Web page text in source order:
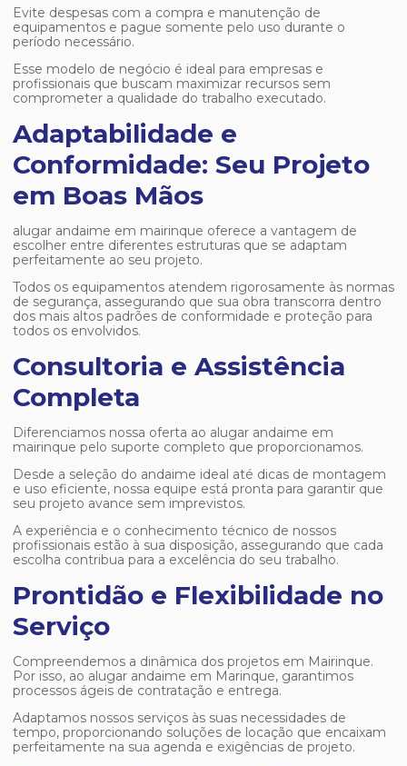
Evite despesas com a compra e manutenção de
equipamentos e pague somente pelo uso durante o
período necessário.
Esse modelo de negócio é ideal para empresas e
profissionais que buscam maximizar recursos sem
comprometer a qualidade do trabalho executado.
Adaptabilidade e
Conformidade: Seu Projeto
em Boas Mãos
alugar andaime em mairinque oferece a vantagem de
escolher entre diferentes estruturas que se adaptam
perfeitamente ao seu projeto.
Todos os equipamentos atendem rigorosamente às normas
de segurança, assegurando que sua obra transcorra dentro
dos mais altos padrões de conformidade e proteção para
todos os envolvidos.
Consultoria e Assistência
Completa
Diferenciamos nossa oferta ao alugar andaime em
mairinque pelo suporte completo que proporcionamos.
Desde a seleção do andaime ideal até dicas de montagem
e uso eficiente, nossa equipe está pronta para garantir que
seu projeto avance sem imprevistos.
A experiência e o conhecimento técnico de nossos
profissionais estão à sua disposição, assegurando que cada
escolha contribua para a excelência do seu trabalho.
Prontidão e Flexibilidade no
Serviço
Compreendemos a dinâmica dos projetos em Mairinque.
Por isso, ao alugar andaime em Marinque, garantimos
processos ágeis de contratação e entrega.
Adaptamos nossos serviços às suas necessidades de
tempo, proporcionando soluções de locação que encaixam
perfeitamente na sua agenda e exigências de projeto.